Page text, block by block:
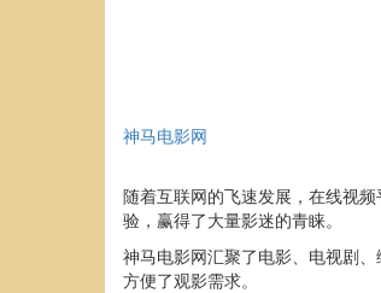
神马电影网
随着互联网的飞速发展，在线视
验，赢得了大量影迷的青睐。
神马电影网汇聚了电影、电视剧
方便了观影需求。